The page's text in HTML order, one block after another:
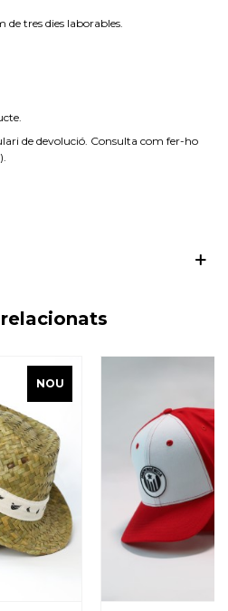
tres dies laborables.
de devolució. Consulta com fer-ho
NOU